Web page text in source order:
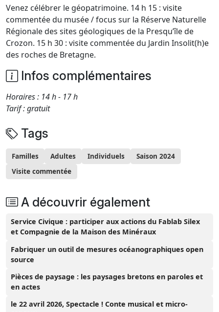
Venez célébrer le géopatrimoine. 14 h 15 : visite
commentée du musée / focus sur la Réserve Naturelle
Régionale des sites géologiques de la Presqu’île de
Crozon. 15 h 30 : visite commentée du Jardin Insolit(h)e
des roches de Bretagne.
Infos complémentaires
Horaires : 14 h - 17 h
Tarif : gratuit
Tags
Familles Adultes Individuels
Saison 2024
Visite commentée
A découvrir également
Service Civique : participer aux actions du Fablab Silex
et Compagnie de la Maison des Minéraux
Fabriquer un outil de mesures océanographiques open
source
Pièces de paysage : les paysages bretons en paroles et
en actes
le 22 avril 2026, Spectacle ! Conte musical et micro-